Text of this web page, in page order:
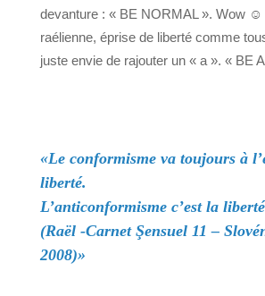
devanture : « BE NORMAL ». Wow ☺
raélienne, éprise de liberté comme
juste envie de rajouter un « a ». « BE
«Le conformisme va toujours à
liberté.
L’anticonformisme c’est la
(Raël -Carnet Şensuel 11 –
2008)»